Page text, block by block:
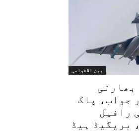
بین الاقوامی
بھارتی
جواب، پاک
رافیل
بریگیڈ ہیڈ